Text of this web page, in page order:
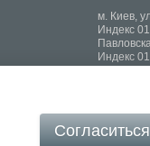
м. Киев,
Индекс 01135 м.
Индекс
Согласиться